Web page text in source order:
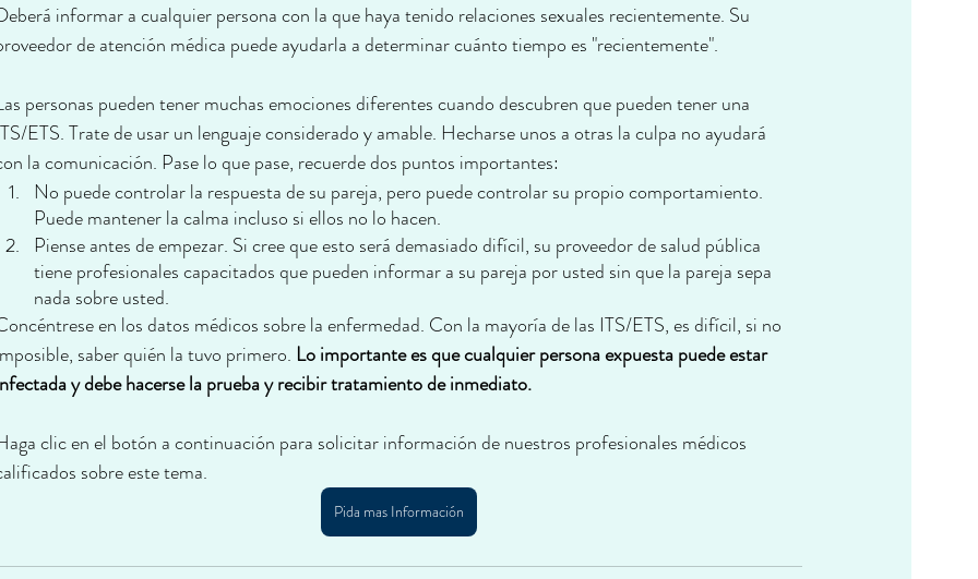
informar a cualquier persona con la que haya tenido relaciones sexuales recientemente. Su
de atención médica puede ayudarla a determinar cuánto tiempo es "recientemente".
personas pueden tener muchas emociones diferentes cuando descubren que pueden tener una
ETS. Trate de usar un lenguaje considerado y amable. Hecharse unos a otras la culpa no ayudará
la comunicación. Pase lo que pase, recuerde dos puntos importantes:
No puede controlar la respuesta de su pareja, pero puede controlar su propio comportamiento.
Puede mantener la calma incluso si ellos no lo hacen.
Piense antes de empezar. Si cree que esto será demasiado difícil, su proveedor de salud pública
tiene profesionales capacitados que pueden informar a su pareja por usted sin que la pareja sepa
nada sobre usted.
en los datos médicos sobre la enfermedad. Con la mayoría de las ITS/ETS, es difícil, si no
saber quién la tuvo primero. Lo importante es que cualquier persona expuesta puede estar
y debe hacerse la prueba y recibir tratamiento de inmediato.
clic en el botón a continuación para solicitar información de nuestros profesionales médicos
sobre este tema.
Pida mas Información